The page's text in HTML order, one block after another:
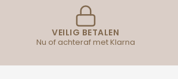
VEILIG BETALEN
Nu of achteraf met Klarna